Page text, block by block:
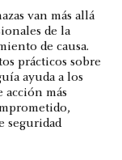
van más allá
de la
de causa.
prácticos sobre
ayuda a los
acción más
seguridad